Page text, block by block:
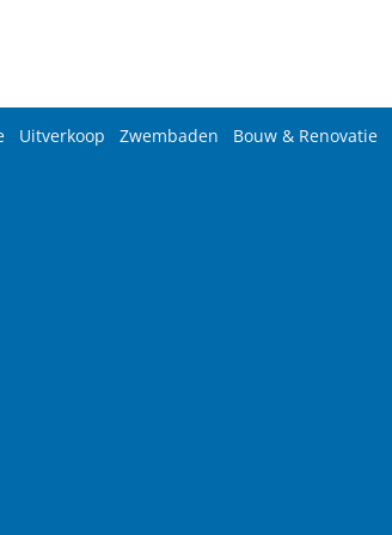
Uitverkoop Zwembaden Bouw & Renovatie